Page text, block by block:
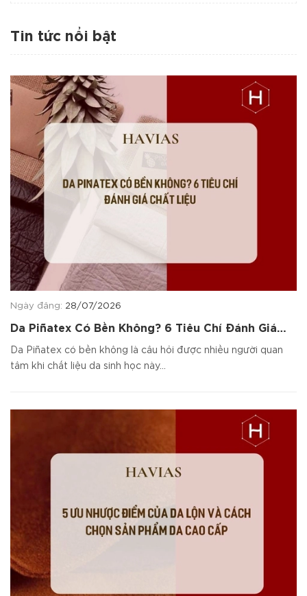
Tin tức nổi bật
Ngày đăng: 28/07/2026
Da Piñatex Có Bền Không? 6 Tiêu Chí Đánh Giá
Da Piñatex có bền không là câu hỏi được nhiều người quan
tâm khi chất liệu da sinh học này...